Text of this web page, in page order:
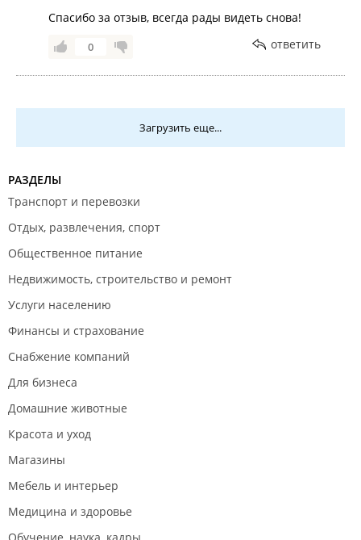
Спасибо за отзыв, всегда рады видеть снова!
0 ответить
Загрузить еще...
РАЗДЕЛЫ
Транспорт и перевозки
Отдых, развлечения, спорт
Общественное питание
Недвижимость, строительство и ремонт
Услуги населению
Финансы и страхование
Снабжение компаний
Для бизнеса
Домашние животные
Красота и уход
Магазины
Мебель и интерьер
Медицина и здоровье